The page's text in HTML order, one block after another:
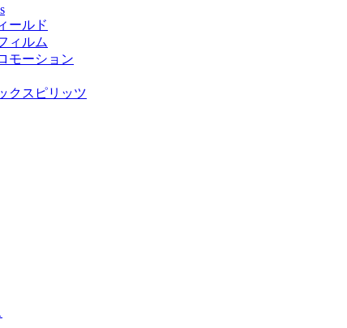
ールド
ィルム
モーション
クスピリッツ